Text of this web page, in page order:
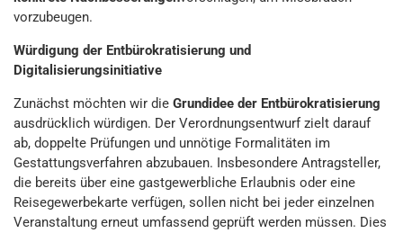
vorzubeugen.
Würdigung der Entbürokratisierung und
Digitalisierungsinitiative
Zunächst möchten wir die Grundidee der Entbürokratisierung
ausdrücklich würdigen. Der Verordnungsentwurf zielt darauf
ab, doppelte Prüfungen und unnötige Formalitäten im
Gestattungsverfahren abzubauen. Insbesondere Antragsteller,
die bereits über eine gastgewerbliche Erlaubnis oder eine
Reisegewerbekarte verfügen, sollen nicht bei jeder einzelnen
Veranstaltung erneut umfassend geprüft werden müssen. Dies